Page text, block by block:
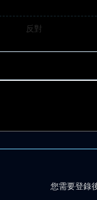
反對
您需要登錄